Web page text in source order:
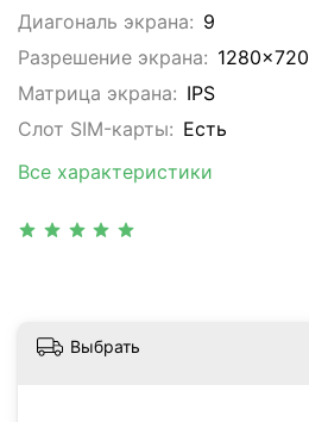
Диагональ экрана: 9
Разрешение экрана: 1280x720
Матрица экрана: IPS
Слот SIM-карты: Eсть
Все характеристики
Выбрать